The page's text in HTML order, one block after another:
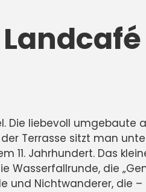
liebevoll umgebaute
Terrasse sitzt man
Jahrhundert. Das
die
Nichtwanderer, die